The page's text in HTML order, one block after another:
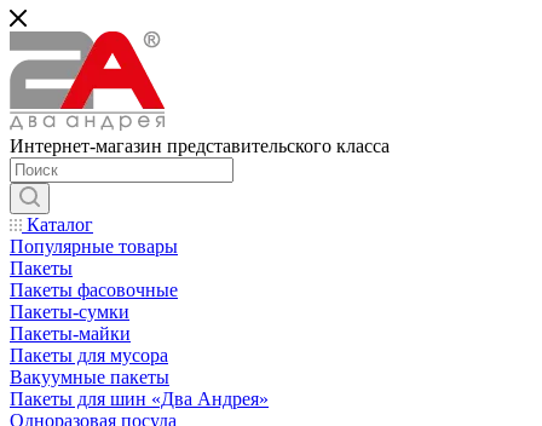
Интернет-магазин представительского класса
Каталог
Популярные товары
Пакеты
Пакеты фасовочные
Пакеты-сумки
Пакеты-майки
Пакеты для мусора
Вакуумные пакеты
Пакеты для шин «Два Андрея»
Одноразовая посуда